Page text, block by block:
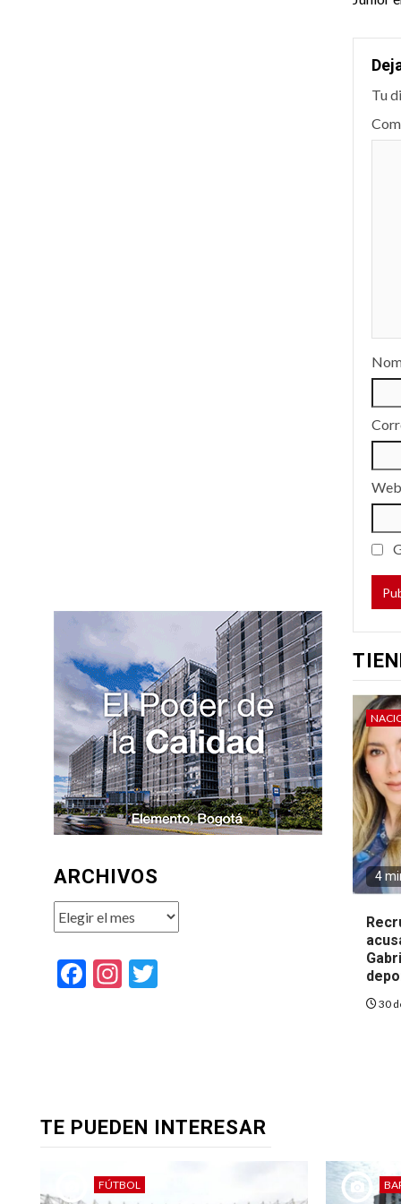
Tu
Web
4
30
ARCHIVOS
Archivos
Facebook
Instagram
TE PUEDEN INTERESAR
FÚTBOL